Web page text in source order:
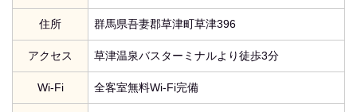
住所 群馬県吾妻郡草津町草津396
アクセス 草津温泉バスターミナルより徒歩3分
Wi-Fi 全客室無料Wi-Fi完備